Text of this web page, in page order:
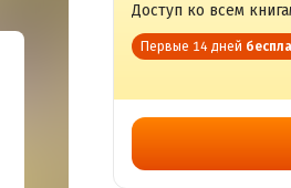
Доступ ко всем
Первые 14 дней